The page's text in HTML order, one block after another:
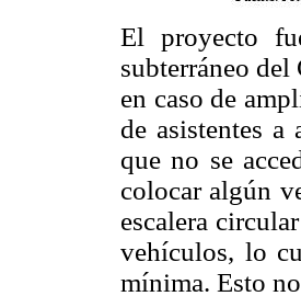
El proyecto
subterráneo
en caso de
de asistentes
que no se
colocar algún
escalera
vehículos, lo
mínima. Esto